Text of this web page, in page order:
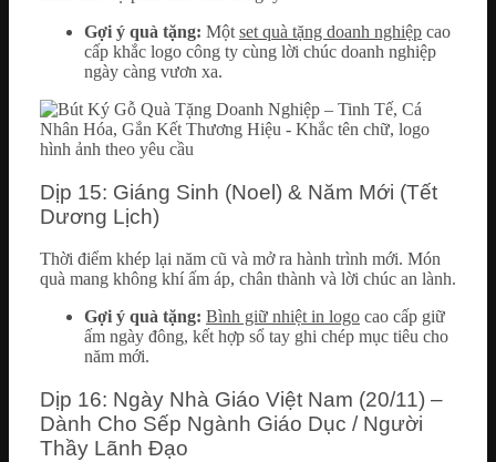
Gợi ý quà tặng: Một set quà tặng doanh nghiệp cao
cấp khắc logo công ty cùng lời chúc doanh nghiệp
ngày càng vươn xa.
Dịp 15: Giáng Sinh (Noel) & Năm Mới (Tết
Dương Lịch)
Thời điểm khép lại năm cũ và mở ra hành trình mới. Món
quà mang không khí ấm áp, chân thành và lời chúc an lành.
Gợi ý quà tặng: Bình giữ nhiệt in logo cao cấp giữ
ấm ngày đông, kết hợp sổ tay ghi chép mục tiêu cho
năm mới.
Dịp 16: Ngày Nhà Giáo Việt Nam (20/11) –
Dành Cho Sếp Ngành Giáo Dục / Người
Thầy Lãnh Đạo